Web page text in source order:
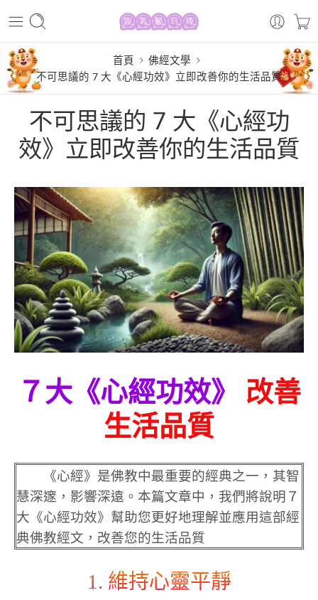
首頁
佛經文學
不可思議的 7 大《心經功效》立即改善你的生活品質
不可思議的 7 大《心經功
效》立即改善你的生活品質
７大《心經功效》 改善
生活品質
《心經》是佛教中最重要的經典之一，其智
慧深邃，影響深遠。本篇文章中，我們將說明７
大《心經功效》幫助您更好地理解並應用這部經
典佛教經文，改善您的生活品質
1. 維持心靈平靜